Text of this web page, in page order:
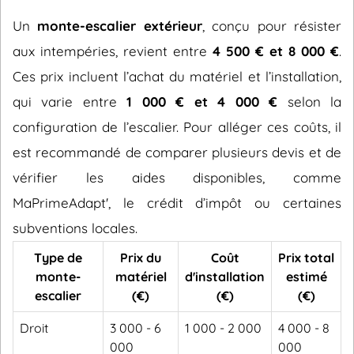
Un monte-escalier extérieur, conçu pour résister
aux intempéries, revient entre 4 500 € et 8 000 €.
Ces prix incluent l’achat du matériel et l’installation,
qui varie entre1 000 € et 4 000 € selon la
configuration de l’escalier. Pour alléger ces coûts, il
est recommandé de comparer plusieurs devis et de
vérifier les aides disponibles, comme
MaPrimeAdapt', le crédit d’impôt ou certaines
subventions locales.
Type de
monte-
escalier
Prix du
matériel
(€)
Coût
d'installation
(€)
Prix total
estimé
(€)
Droit
3 000 - 6
000
1 000 - 2 000
4 000 - 8
000